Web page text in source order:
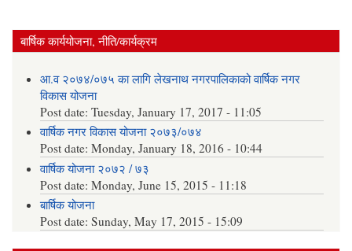
बार्षिक कार्ययोजना, नीति/कार्यक्रम
आ.व २०७४/०७५ का लागि लेखनाथ नगरपालिकाको वार्षिक नगर
विकास योजना
Post date:Tuesday, January 17, 2017 - 11:05
वार्षिक नगर विकास योजना २०७३/०७४
Post date:Monday, January 18, 2016 - 10:44
वार्षिक योजना २०७२ / ७३
Post date:Monday, June 15, 2015 - 11:18
बार्षिक योजना
Post date:Sunday, May 17, 2015 - 15:09